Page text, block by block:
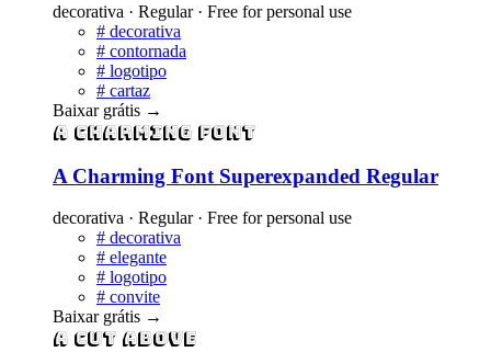
decorativa · Regular · Free for personal use
# decorativa
# contornada
# logotipo
# cartaz
Baixar grátis →
A Charming Font
A Charming Font Superexpanded Regular
decorativa · Regular · Free for personal use
# decorativa
# elegante
# logotipo
# convite
Baixar grátis →
A Cut Above